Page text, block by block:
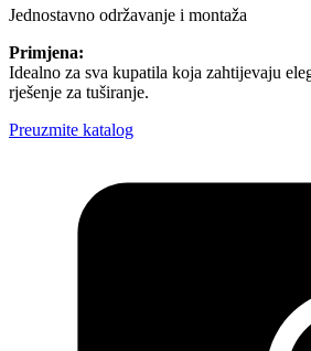
Jednostavno održavanje i montaža
Primjena:
Idealno za sva kupatila koja zahtijevaju
rješenje za tuširanje.
Preuzmite katalog